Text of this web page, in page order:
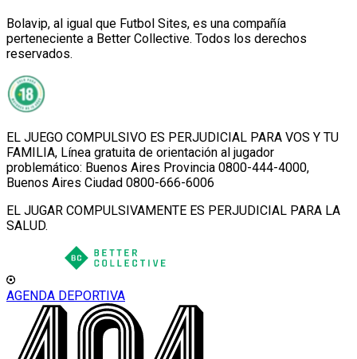
Bolavip, al igual que Futbol Sites, es una compañía
perteneciente a Better Collective. Todos los derechos
reservados.
EL JUEGO COMPULSIVO ES PERJUDICIAL PARA VOS Y TU
FAMILIA, Línea gratuita de orientación al jugador
problemático: Buenos Aires Provincia 0800-444-4000,
Buenos Aires Ciudad 0800-666-6006
EL JUGAR COMPULSIVAMENTE ES PERJUDICIAL PARA LA
SALUD.
AGENDA DEPORTIVA